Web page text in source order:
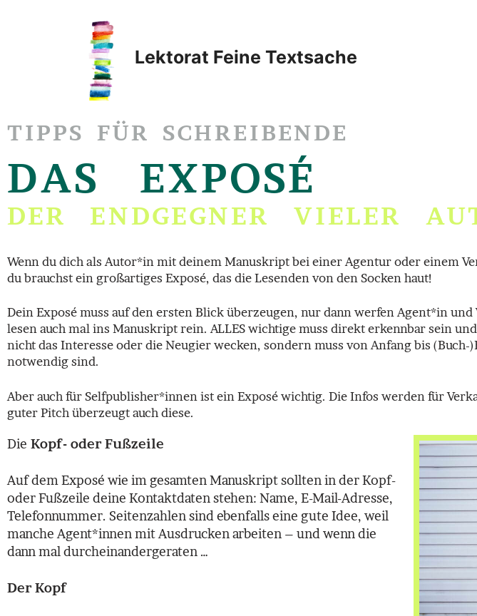
Lektorat Feine Textsache
TIPPS FÜR SCHREIBENDE
DAS EXPOSÉ
DER ENDGEGNER VIELER
Wenn du dich als Autor*in mit deinem Manuskript bei einer Agentur oder einem
du brauchst ein großartiges Exposé, das die Lesenden von den Socken haut!
Dein Exposé muss auf den ersten Blick überzeugen, nur dann werfen Agent*in
lesen auch mal ins Manuskript rein. ALLES wichtige muss direkt erkennbar sein
nicht das Interesse oder die Neugier wecken, sondern muss von Anfang bis
notwendig sind.
Aber auch für Selfpublisher*innen ist ein Exposé wichtig. Die Infos werden für
guter Pitch überzeugt auch diese.
Die Kopf- oder Fußzeile
Auf dem Exposé wie im gesamten Manuskript sollten in der Kopf-
oder Fußzeile deine Kontaktdaten stehen: Name, E-Mail-Adresse,
Telefonnummer. Seitenzahlen sind ebenfalls eine gute Idee, weil
manche Agent*innen mit Ausdrucken arbeiten – und wenn die
dann mal durcheinandergeraten …
Der Kopf